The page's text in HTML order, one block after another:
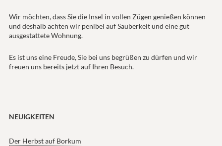
Wir möchten, dass Sie die Insel in vollen Zügen genießen können
und deshalb achten wir penibel auf Sauberkeit und eine gut
ausgestattete Wohnung.
Es ist uns eine Freude, Sie bei uns begrüßen zu dürfen und wir
freuen uns bereits jetzt auf Ihren Besuch.
NEUIGKEITEN
Der Herbst auf Borkum